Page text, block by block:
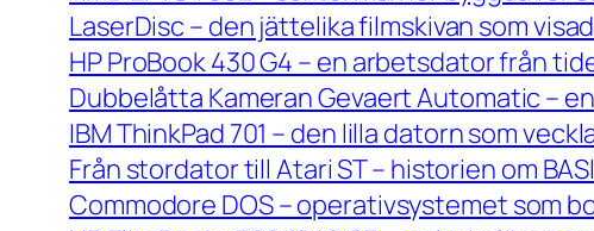
LaserDisc – den jättelika filmskivan som
HP ProBook 430 G4 – en arbetsdator från
Dubbelåtta Kameran Gevaert Automatic –
IBM ThinkPad 701 – den lilla datorn som
Från stordator till Atari ST – historien om
Commodore DOS – operativsystemet som